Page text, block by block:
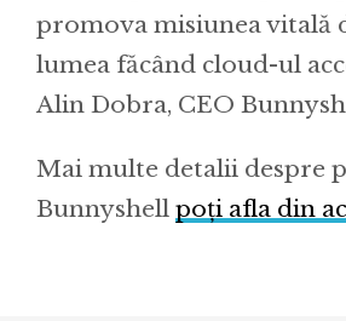
promova misiunea vitală
lumea făcând cloud-ul
Alin Dobra, CEO
Mai multe detalii despre
Bunnyshell poți afla din